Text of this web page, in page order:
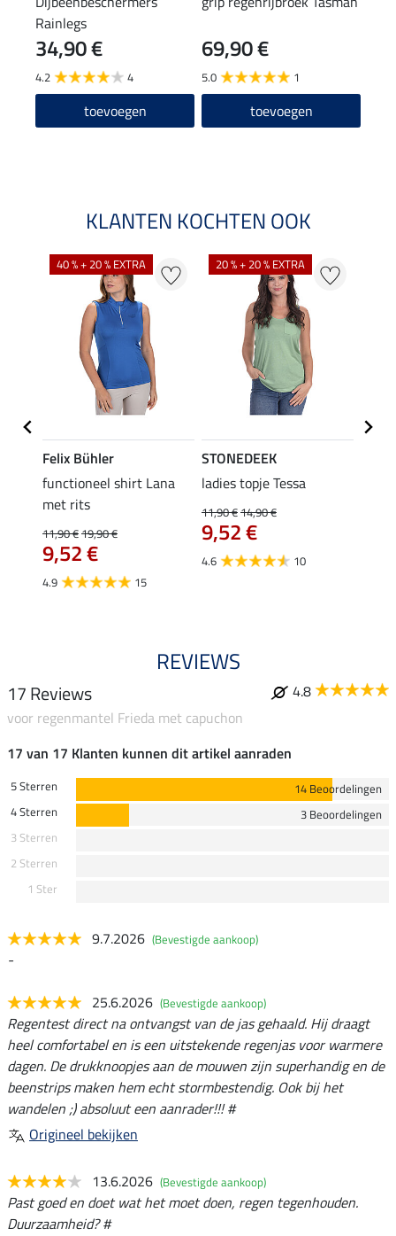
Rainlegs
34,90 €
4.2 4
toevoegen
69,90 €
5.0 1
toevoegen
KLANTEN KOCHTEN OOK
40 % + 20 % EXTRA
Felix Bühler
functioneel shirt Lana
met rits
11,90 €19,90 €
9,52 €
4.9 15
20 % + 20 % EXTRA
STONEDEEK
ladies topje Tessa
11,90 €14,90 €
9,52 €
4.6 10
REVIEWS
17 Reviews
4.8
voor regenmantel Frieda met capuchon
17 van 17 Klanten kunnen dit artikel aanraden
5 Sterren
14 Beoordelingen
4 Sterren
3 Beoordelingen
3 Sterren
2 Sterren
1 Ster
9.7.2026 (Bevestigde aankoop)
-
25.6.2026 (Bevestigde aankoop)
Regentest direct na ontvangst van de jas gehaald. Hij draagt
heel comfortabel en is een uitstekende regenjas voor warmere
dagen. De drukknoopjes aan de mouwen zijn superhandig en de
beenstrips maken hem echt stormbestendig. Ook bij het
wandelen ;) absoluut een aanrader!!! #
Origineel bekijken
13.6.2026 (Bevestigde aankoop)
Past goed en doet wat het moet doen, regen tegenhouden.
Duurzaamheid? #